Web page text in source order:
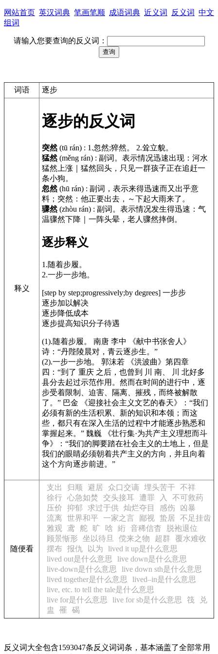
网站首页 英汉词典 笔画笔顺 成语词典 近义词 反义词 中文
组词
请输入您要查询的反义词：
词语 逐步
释义
逐步的反义词
突然 (tū rán) : 1.忽然;猝然。 2.耸立貌。
猛然 (měng rán) : 副词。表示情况迅速出现：河水
猛然上涨｜猛然回头，只见一群孩子正在追赶一
条小狗。
忽然 (hū rán) : 副词，表示来得迅速而又出乎意
料；突然：他正要出去，～下起大雨来了。
骤然 (zhòu rán) : 副词。表示情况发生得迅速：气
温骤然下降｜一阵头晕，老人骤然摔倒。
逐步释义
1.随着步履。
2.一步一步地。
[step by step;progressively;by degrees] 一步步
逐步加以解决
逐步降低成本
逐步提高知识分子待遇
(1).随着步履。 南唐 李中
《献中书张舍人》
诗：“丹陛陵晨对，青云逐步生。”
(2).一步一步地。 郭沫若
《洪波曲》 第四章
四：“到了 重庆 之后，也曾到 川 南、 川 北好多
县分去起过示范作用。然而在时间的进行中，逐
步受着限制、迫害、隔离、摧残，而终被解散
了。” 巴金
《迎接社会主义文艺的春天》
：“我们
必须有新的生活积累、新的知识和本领；而这
些，都只有在深入生活的过程中才能逐步熟悉和
掌握起来。” 魏巍
《壮行集·为共产主义理想而斗
争》
：“我们的脚要踏在社会主义的土地上，但是
我们的眼睛必须朝着共产主义的方向，并且向着
这个方向逐步前进。”
随便看
支出 归顺 避居 众口交谪 埋头苦干 不祥
徐行
心急如焚 交头接耳 遭罪 入
不可救药
压价
抑郁 求过于供 灿烂夺目 感伤
凶暴
流离
世界和平 一家之言 鄙视 蛰居
不足挂齿
雅观
鸢 舵 旷 唅 絎 音稀信杳
脱袍退位
顾景惭形
坐以待旦 傥来之物 超群
覆水难收
摆布
报仇 以为
lived it up是什么意思
lived out是什么意思
live down是什么意思
live-down是什么意思
live down sth是什么意思
lived together是什么意思
lived–in是什么意思
live, etc. to tell the tale是什么意思
live for是什么意思
live for sb是什么意思 筏
兑
盅
罹 碣
反义词大全包含1593047条反义词词条，基本涵盖了全部常用